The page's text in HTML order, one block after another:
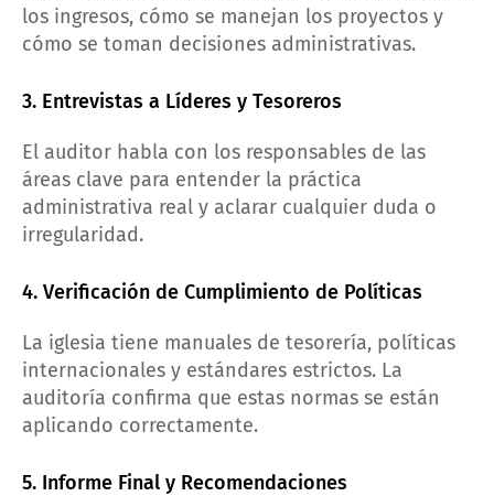
los ingresos, cómo se manejan los proyectos y
cómo se toman decisiones administrativas.
3. Entrevistas a Líderes y Tesoreros
El auditor habla con los responsables de las
áreas clave para entender la práctica
administrativa real y aclarar cualquier duda o
irregularidad.
4. Verificación de Cumplimiento de Políticas
La iglesia tiene manuales de tesorería, políticas
internacionales y estándares estrictos. La
auditoría confirma que estas normas se están
aplicando correctamente.
5. Informe Final y Recomendaciones